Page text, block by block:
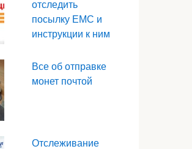
отследить
посылку ЕМС и
инструкции к ним
Все об отправке
монет почтой
Отслеживание